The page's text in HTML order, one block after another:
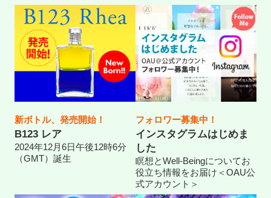
新ボトル、発売開始！
B123 レア
2024年12月6日午後12時6分
（GMT）誕生
フォロワー募集中！
インスタグラムはじめま
した
瞑想とWell-Beingについてお
役立ち情報をお届け＜OAU公
式アカウント＞